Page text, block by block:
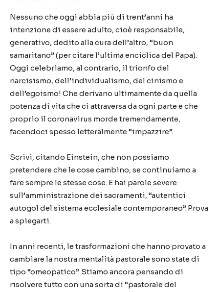
Nessuno che oggi abbia più di trent’anni ha
intenzione di essere adulto, cioè responsabile,
generativo, dedito alla cura dell’altro, “buon
samaritano” (per citare l’ultima enciclica del Papa).
Oggi celebriamo, al contrario, il trionfo del
narcisismo, dell’individualismo, del cinismo e
dell’egoismo! Che derivano ultimamente da quella
potenza di vita che ci attraversa da ogni parte e che
proprio il coronavirus morde tremendamente,
facendoci spesso letteralmente “impazzire”.
Scrivi, citando Einstein, che non possiamo
pretendere che le cose cambino, se continuiamo a
fare sempre le stesse cose. E hai parole severe
sull’amministrazione dei sacramenti, “autentici
autogol del sistema ecclesiale contemporaneo”. Prova
a spiegarti.
In anni recenti, le trasformazioni che hanno provato a
cambiare la nostra mentalità pastorale sono state di
tipo “omeopatico”. Stiamo ancora pensando di
risolvere tutto con una sorta di “pastorale del